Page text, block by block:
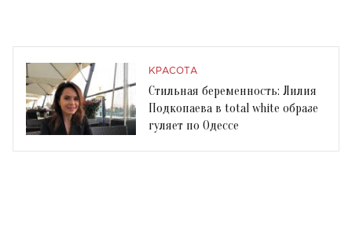
КРАСОТА
Стильная беременность: Лилия
Подкопаева в total white образе
гуляет по Одессе